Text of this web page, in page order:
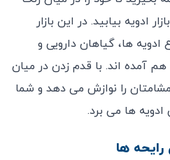
ادویه بیابید. در این بازار
‌ها، گیاهان دارویی و
آمده ‌اند. با قدم زدن در میان
را نوازش می ‌دهد و شما
‌ها می ‌برد.
رایحه‌ ها